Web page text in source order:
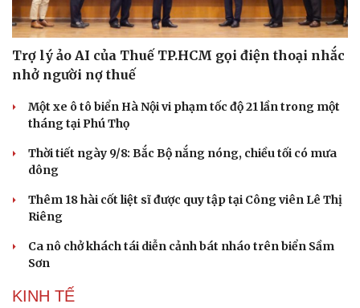
Cải chính
Trợ lý ảo AI của Thuế TP.HCM gọi điện thoại nhắc
nhở người nợ thuế
Một xe ô tô biển Hà Nội vi phạm tốc độ 21 lần trong một
tháng tại Phú Thọ
Thời tiết ngày 9/8: Bắc Bộ nắng nóng, chiều tối có mưa
dông
Thêm 18 hài cốt liệt sĩ được quy tập tại Công viên Lê Thị
Riêng
Ca nô chở khách tái diễn cảnh bát nháo trên biển Sầm
Sơn
KINH TẾ